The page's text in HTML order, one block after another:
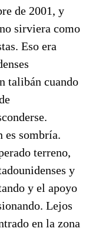
de 2001, y
sirviera como
Eso era
talibán cuando
es sombría.
terreno,
y
y el apoyo
Lejos
en la zona